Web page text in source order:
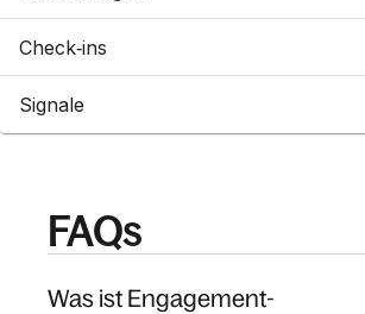
Check‑ins
Signale
FAQs
Was ist Engagement-